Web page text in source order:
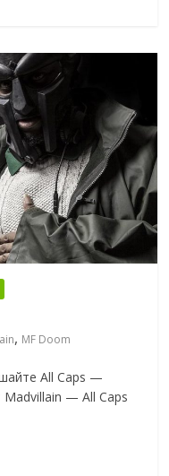
, MF Doom
All Caps —
Madvillain — All Caps